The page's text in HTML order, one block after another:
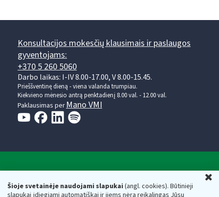
Šioje svetainėje naudojami slapukai(angl. cookies). Būtinieji
slapukai įdiegiami automatiškai ir jiems nėra reikalingas Jūsų
Konsultacijos mokesčių klausimais ir paslaugos
gyventojams:
+370 5 260 5060
Darbo laikas: I-IV 8.00-17.00, V 8.00-15.45.
Prieššventinę dieną - viena valanda trumpiau.
Kiekvieno mėnesio antrą penktadienį 8.00 val. - 12.00 val.
Paklausimas per Mano VMI
Respublikos finansų ministerijos